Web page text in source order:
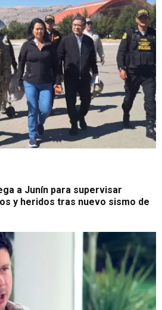
a Junín para supervisar
y heridos tras nuevo sismo de